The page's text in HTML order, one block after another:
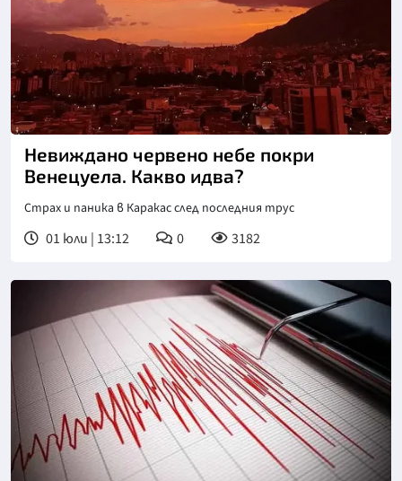
Невиждано червено небе покри
Венецуела. Какво идва?
Страх и паника в Каракас след последния трус
01 юли | 13:12 0 3182